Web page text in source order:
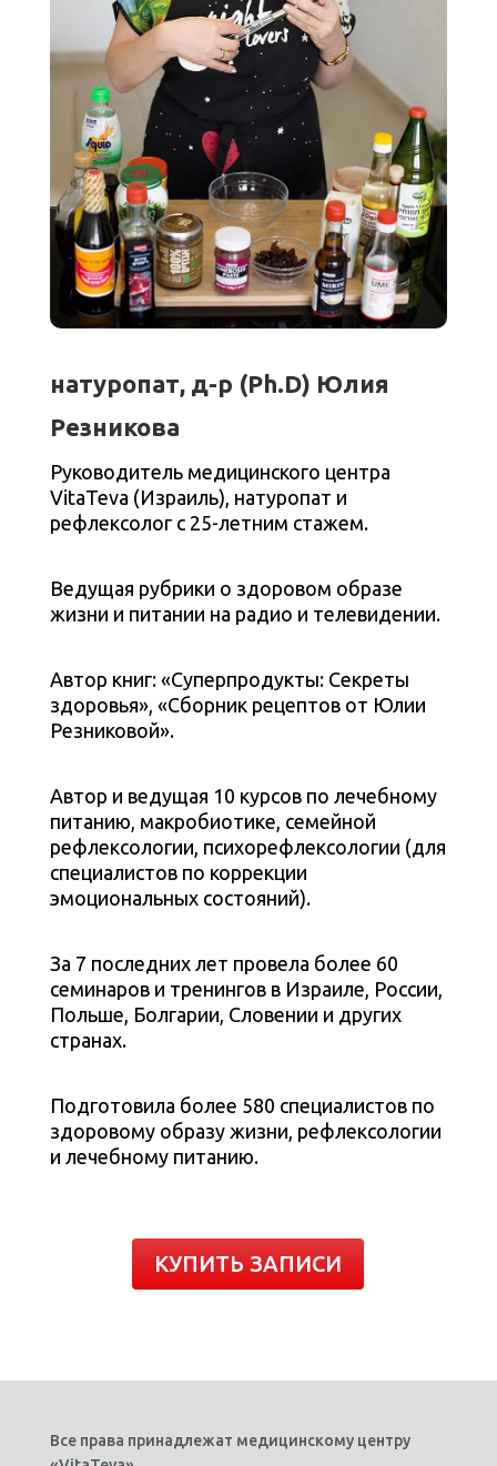
натуропат, д-р (Ph.D) Юлия
Резникова
Руководитель медицинского центра
VitaTeva (Израиль), натуропат и
рефлексолог с 25-летним стажем.
Ведущая рубрики о здоровом образе
жизни и питании на радио и телевидении.
Автор книг: «Суперпродукты: Секреты
здоровья», «Сборник рецептов от Юлии
Резниковой».
Автор и ведущая 10 курсов по лечебному
питанию, макробиотике, семейной
рефлексологии, психорефлексологии (для
специалистов по коррекции
эмоциональных состояний).
За 7 последних лет провела более 60
семинаров и тренингов в Израиле, России,
Польше, Болгарии, Словении и других
странах.
Подготовила более 580 специалистов по
здоровому образу жизни, рефлексологии
и лечебному питанию.
КУПИТЬ ЗАПИСИ
Все права принадлежат медицинскому центру